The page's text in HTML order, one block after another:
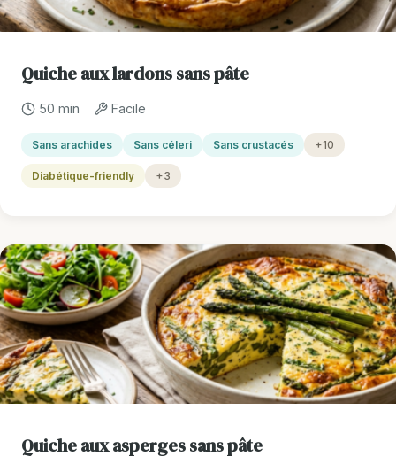
Quiche aux lardons sans pâte
50 min Facile
Sans arachides Sans céleri Sans crustacés +10
Diabétique-friendly +3
Quiche aux asperges sans pâte